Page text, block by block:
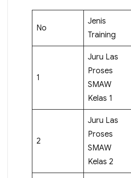
No
Jenis
Training
1
Juru Las
Proses
SMAW
Kelas 1
2
Juru Las
Proses
SMAW
Kelas 2